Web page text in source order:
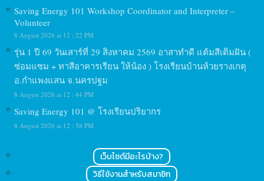
Saving Energy 101 Workshop Coordinator and Interpreter –
Volunteer
8 August 2026 at 12 : 22 PM
รุ่น 1 ปี 69 วันเสาร์ที่ 29 สิงหาคม 2569 อาสาทำดี แต้มสีเติมฝัน (
ซ่อมแซม + ทาสีอาคารเรียน ให้น้อง ) โรงเรียนบ้านห้วยรางเกตุ
อ.กำแพงแสน จ.นครปฐม
8 August 2026 at 12 : 44 PM
Saving Energy 101 @ โรงเรียนปริยากร
8 August 2026 at 12 : 58 PM
เว็บไซต์มีอะไรบ้าง?
วิธีใช้งานสำหรับสมาชิก